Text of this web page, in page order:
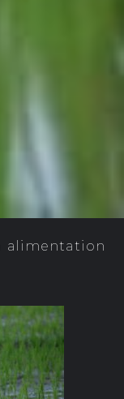
alimentation